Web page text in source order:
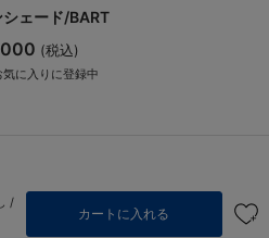
シェード/BART
(税込)
気に入りに登録中
/
カートに入れる